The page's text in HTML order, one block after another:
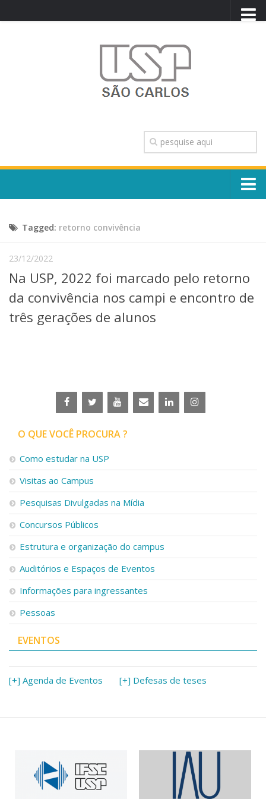
TRANSPARÊNCIA
OUVIDORIA
CONTATO
Escola, Institutos e Órgãos
Núcleos e Comissões
Telefones e Mapas
Pessoas
Graduação
Linhas de Pesquisa
Centros, Núcleos e Projetos em Rede
Iniciação Científica
Empresas Juniores
Extensão à Comunidade
Projetos, Programas e Cursos
Artes, Cultura e Esportes
Museus e Espaços Interativos
Serviços
Bibliotecas
Apoio ao Estudante
Segurança, Trânsito e Prevenção
RH, Administrativo e Financeiro
Outros serviços
Comunicação
Assessorias e Mídias
Aplicativos e Sites
Jornal da USP
Agenda de Eventos
Tagged: retorno convivência
23/12/2022
Na USP, 2022 foi marcado pelo retorno
da convivência nos campi e encontro de
três gerações de alunos
O QUE VOCÊ PROCURA ?
Como estudar na USP
Visitas ao Campus
Pesquisas Divulgadas na Mídia
Concursos Públicos
Estrutura e organização do campus
Auditórios e Espaços de Eventos
Informações para ingressantes
Pessoas
EVENTOS
[+] Agenda de Eventos [+] Defesas de teses